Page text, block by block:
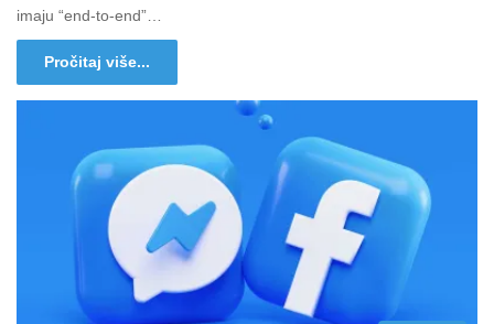
imaju “end-to-end”…
Pročitaj više...